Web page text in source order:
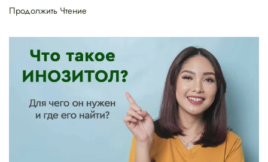
Продолжить Чтение